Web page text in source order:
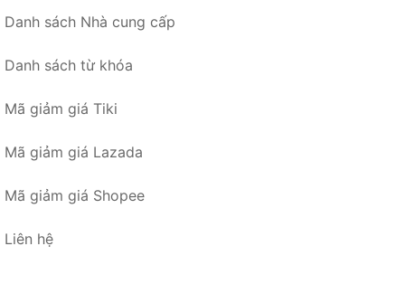
Danh sách Nhà cung cấp
Danh sách từ khóa
Mã giảm giá Tiki
Mã giảm giá Lazada
Mã giảm giá Shopee
Liên hệ